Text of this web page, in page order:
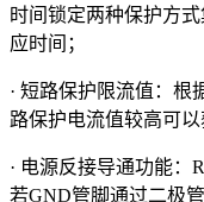
时间锁定两种保护方
应时间；
· 短路保护限流值：根
路保护电流值较高可
· 电源反接导通功能：
若GND管脚通过二极